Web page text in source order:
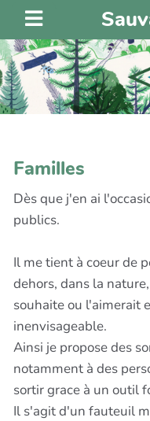
Familles
Dès que j'en ai
publics.
Il me tient à coeur de
dehors, dans la
souhaite ou l'aimerait
inenvisageable.
Ainsi je propose des
notamment à des
sortir grace à un outil
Il s'agit d'un fauteuil